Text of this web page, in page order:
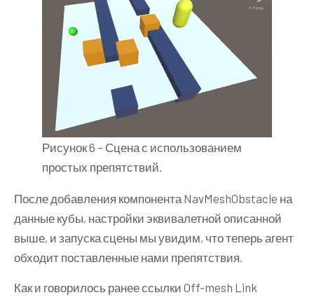
Рисунок 6 – Сцена с использованием
простых препятствий.
После добавления компонента NavMeshObstacle на
данные кубы, настройки эквивалетной описанной
выше, и запуска сцены мы увидим, что теперь агент
обходит поставленные нами препятствия.
Как и говорилось ранее ссылки Off-mesh Link